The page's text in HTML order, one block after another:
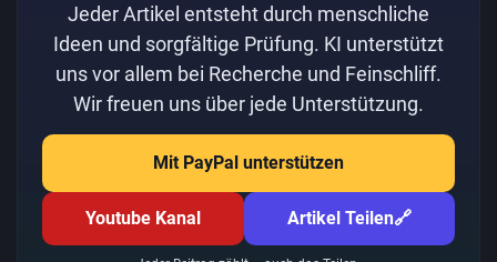
Jeder Artikel entsteht durch menschliche
Ideen und sorgfältige Prüfung. KI unterstützt
uns vor allem bei Recherche und Feinschliff.
Wir freuen uns über jede Unterstützung.
Mit PayPal unterstützen
Youtube Kanal Artikel Teilen🔗